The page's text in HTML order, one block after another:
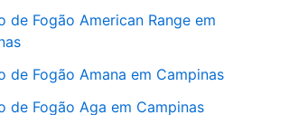
de Fogão American Range em
de Fogão Amana em Campinas
de Fogão Aga em Campinas